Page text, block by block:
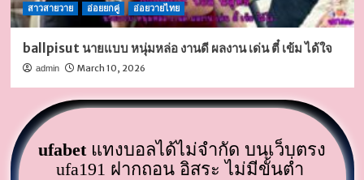
สาวสายวาย อ่อยยกคู่ อ่อยวายไทย
ballpisut นายแบบ หนุ่มหล่อ งานดี ผลงาน เด่น ตี๋ เข้ม ได้ใจ
admin March 10, 2026
ufabet แทงบอลได้ไม่จำกัด บนเว็บตรง
ufa191 ฝากถอน อิสระ ไม่มีขั้นต่ำ